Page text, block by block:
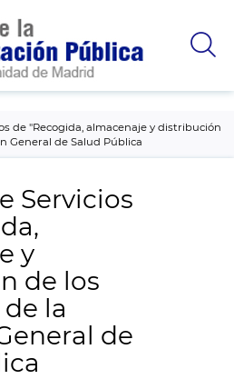
de "Recogida, almacenaje y distribución
General de Salud Pública
Servicios
y
de los
la
de